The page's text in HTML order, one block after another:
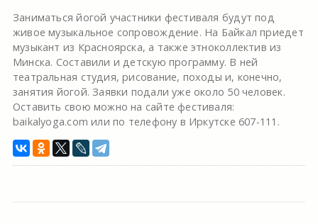
Заниматься йогой участники фестиваля будут под
живое музыкальное сопровождение. На Байкал приедет
музыкант из Красноярска, а также этноколлектив из
Минска. Составили и детскую программу. В ней
театральная студия, рисование, походы и, конечно,
занятия йогой. Заявки подали уже около 50 человек.
Оставить свою можно на сайте фестиваля:
baikalyoga.com или по телефону в Иркутске 607-111.